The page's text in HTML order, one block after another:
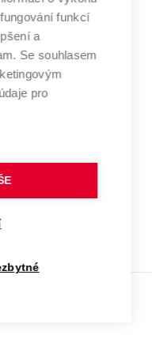
učení
technické
funkcí
a
Se souhlasem
pro